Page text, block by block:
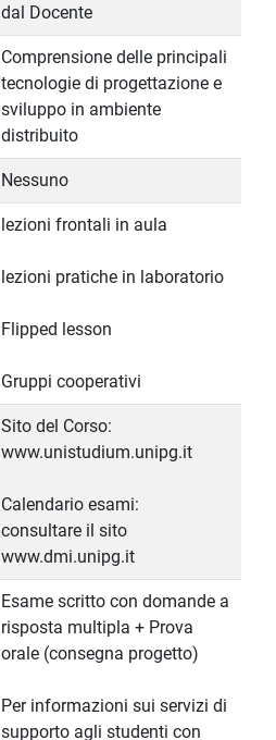
dal Docente
Comprensione delle principali
tecnologie di progettazione e
sviluppo in ambiente
distribuito
Nessuno
lezioni frontali in aula
lezioni pratiche in laboratorio
Flipped lesson
Gruppi cooperativi
Sito del Corso:
www.unistudium.unipg.it
Calendario esami:
consultare il sito
www.dmi.unipg.it
Esame scritto con domande a
risposta multipla + Prova
orale (consegna progetto)
Per informazioni sui servizi di
supporto agli studenti con